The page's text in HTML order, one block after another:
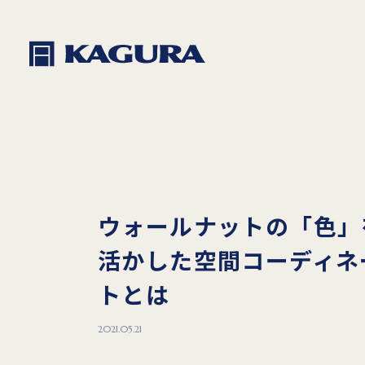
ウォールナットの「色
活かした空間コーディ
トとは
2021.05.21